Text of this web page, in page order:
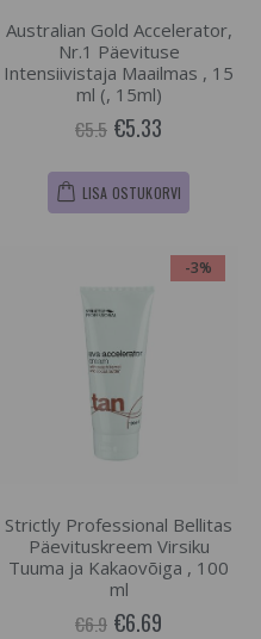
Australian Gold Accelerator,
Nr.1 Päevituse
Intensiivistaja Maailmas , 15
ml (, 15ml)
€5.5 €5.33
LISA OSTUKORVI
-3%
Strictly Professional Bellitas
Päevituskreem Virsiku
Tuuma ja Kakaovõiga , 100
ml
€6.9 €6.69